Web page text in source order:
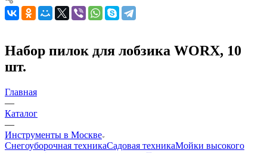
Набор пилок для лобзика WORX, 10
шт.
Главная
—
Каталог
—
Инструменты в Москве
Снегоуборочная техникаСадовая техникаМойки высокого